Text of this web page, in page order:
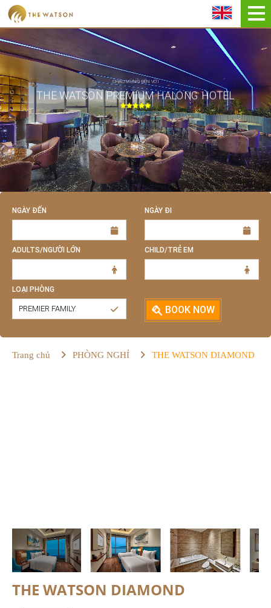
CHÀO MỪNG ĐẾN VỚI
THE WATSON PREMIUM HALONG HOTEL
NGÀY ĐẾN NGÀY ĐI
ADULTS/NGƯỜI LỚN CHILD/TRẺ EM
LOẠI PHÒNG
PREMIER FAMILY BOOK NOW
Trang chủ PHÒNG NGHỈ THE WATSON DIAMOND
THE WATSON DIAMOND